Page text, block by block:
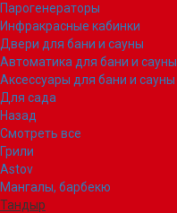
Парогенераторы
Инфракрасные кабинки
Двери для бани и сауны
Автоматика для бани и сауны
Аксессуары для бани и сауны
Для сада
Назад
Смотреть все
Грили
Astov
Мангалы, барбекю
Тандыр